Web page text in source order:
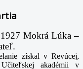
Mokrá Lúka –
získal v Revúcej,
akadémii v